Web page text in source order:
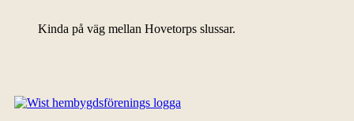
Kinda på väg mellan Hovetorps slussar.